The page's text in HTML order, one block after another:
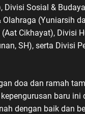
Divisi Sosial &
Olahraga (Yuniarsih
Cikhayat), Divisi
SH), serta Divisi
doa dan ramah
baru ini
dengan baik dan